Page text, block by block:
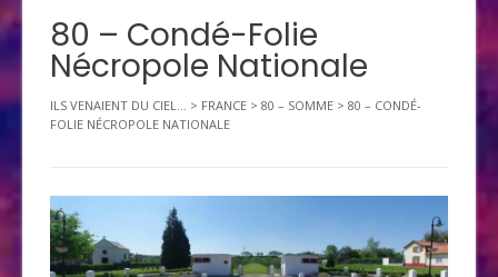
80 – Condé-Folie
Nécropole Nationale
ILS VENAIENT DU CIEL... > FRANCE > 80 – SOMME > 80 – CONDÉ-
FOLIE NÉCROPOLE NATIONALE